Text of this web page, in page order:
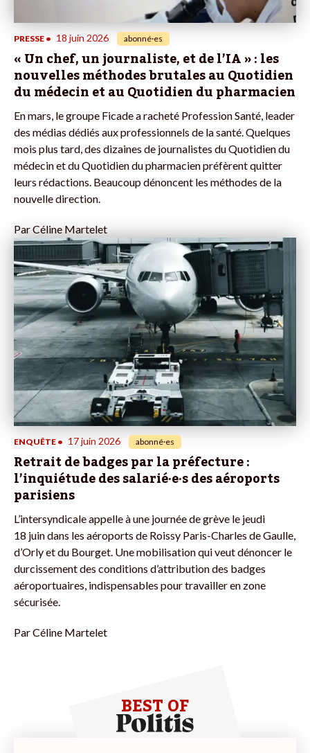
PRESSE • 18 juin 2026 abonné·es
« Un chef, un journaliste, et de l’IA » : les
nouvelles méthodes brutales au Quotidien
du médecin et au Quotidien du pharmacien
En mars, le groupe Ficade a racheté Profession Santé, leader
des médias dédiés aux professionnels de la santé. Quelques
mois plus tard, des dizaines de journalistes du Quotidien du
médecin et du Quotidien du pharmacien préfèrent quitter
leurs rédactions. Beaucoup dénoncent les méthodes de la
nouvelle direction.
ParCéline Martelet
ENQUÊTE • 17 juin 2026 abonné·es
Retrait de badges par la préfecture :
l’inquiétude des salarié·e·s des aéroports
parisiens
L’intersyndicale appelle à une journée de grève le jeudi
18 juin dans les aéroports de Roissy Paris-Charles de Gaulle,
d’Orly et du Bourget. Une mobilisation qui veut dénoncer le
durcissement des conditions d’attribution des badges
aéroportuaires, indispensables pour travailler en zone
sécurisée.
ParCéline Martelet
BEST OF